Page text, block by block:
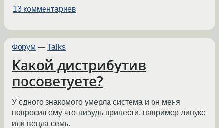
13 комментариев
Форум — Talks
Какой дистрибутив
посоветуете?
У одного знакомого умерла система и он меня
попросил ему что-нибудь принести, например линукс
или венда семь.